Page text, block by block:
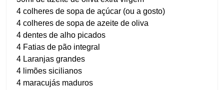
4 colheres de sopa de açúcar (ou a gosto)
4 colheres de sopa de azeite de oliva
4 dentes de alho picados
4 Fatias de pão integral
4 Laranjas grandes
4 limões sicilianos
4 maracujás maduros